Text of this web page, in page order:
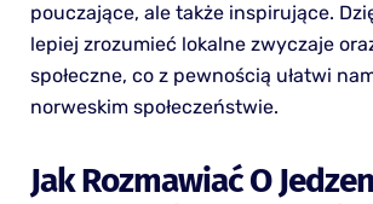
pouczające, ale także inspirujące.
lepiej zrozumieć lokalne zwyczaje
społeczne, co z pewnością ułatwi
norweskim społeczeństwie.
Jak Rozmawiać O